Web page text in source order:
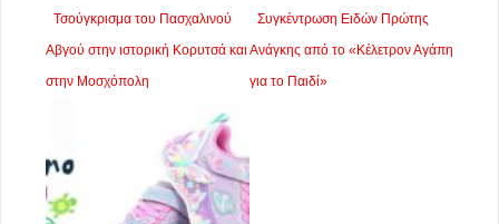
Τσούγκρισμα του Πασχαλινού
Αβγού στην ιστορική Κορυτσά και
στην Μοσχόπολη
Συγκέντρωση Ειδών Πρώτης
Ανάγκης από το «Κέλετρον Αγάπη
για το Παιδί»